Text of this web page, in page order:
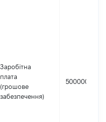
Заробітна
плата
(грошове
забезпечення)
500000